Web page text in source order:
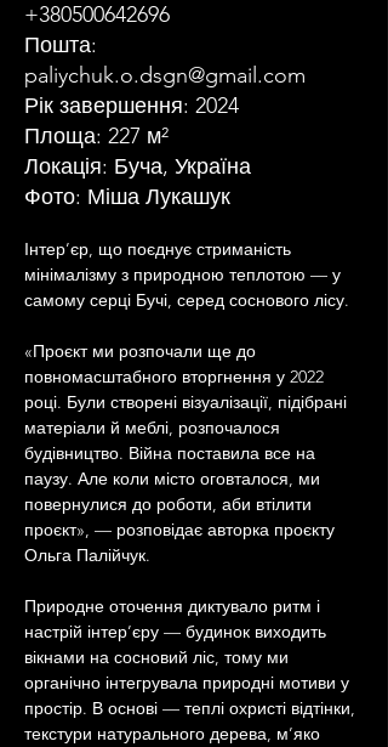
+380500642696
Пошта:
paliychuk.o.dsgn@gmail.com
Рік завершення: 2024
Площа: 227 м²
Локація: Буча, Україна
Фото: Міша Лукашук
Інтер’єр, що поєднує стриманість
мінімалізму з природною теплотою — у
самому серці Бучі, серед соснового лісу.
«Проєкт ми розпочали ще до
повномасштабного вторгнення у 2022
році. Були створені візуалізації, підібрані
матеріали й меблі, розпочалося
будівництво. Війна поставила все на
паузу. Але коли місто оговталося, ми
повернулися до роботи, аби втілити
проєкт», — розповідає авторка проєкту
Ольга Палійчук.
Природне оточення диктувало ритм і
настрій інтер’єру — будинок виходить
вікнами на сосновий ліс, тому ми
органічно інтегрувала природні мотиви у
простір. В основі — теплі охристі відтінки,
текстури натурального дерева, м’яко